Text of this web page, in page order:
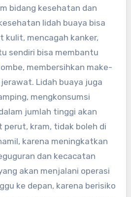
bidang kesehatan dan
lidah buaya bisa
kulit, mencagah kanker,
sendiri bisa membantu
membersihkan make-
Lidah buaya juga
mengkonsumsi
jumlah tinggi akan
perut, kram, tidak boleh di
karena meningkatkan
dan kecacatan
akan menjalani operasi
ke depan, karena berisiko